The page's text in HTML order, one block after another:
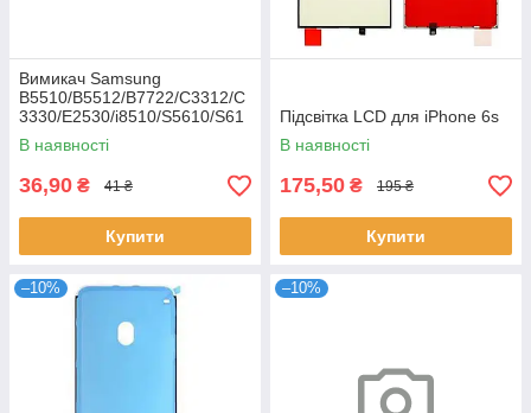
Вимикач Samsung
B5510/B5512/B7722/C3312/C
3330/E2530/i8510/S5610/S61
02
В наявності
36,90 ₴ 41 ₴
Купити
Підсвітка LCD для iPhone 6s
В наявності
175,50 ₴ 195 ₴
Купити
–10% –10%